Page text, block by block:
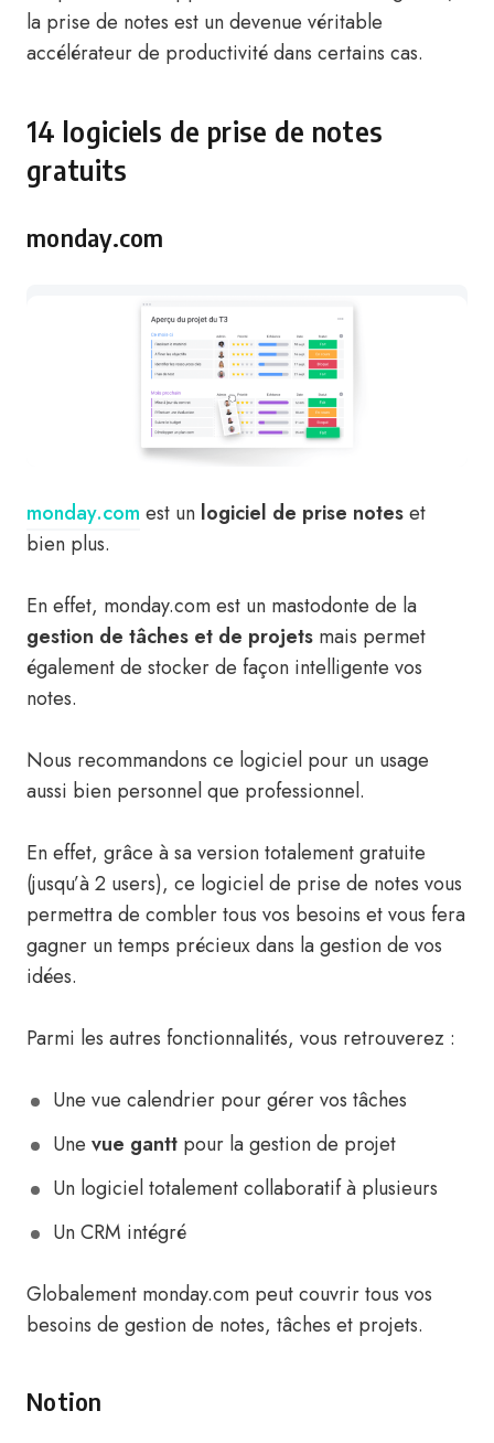
la prise de notes est un devenue véritable
accélérateur de productivité dans certains cas.
14 logiciels de prise de notes
gratuits
monday.com
monday.com est un logiciel de prise noteset
bien plus.
En effet, monday.com est un mastodonte de la
gestion de tâches et de projets mais permet
également de stocker de façon intelligente vos
notes.
Nous recommandons ce logiciel pour un usage
aussi bien personnel que professionnel.
En effet, grâce à sa version totalement gratuite
(jusqu’à 2 users), ce logiciel de prise de notes vous
permettra de combler tous vos besoins et vous fera
gagner un temps précieux dans la gestion de vos
idées.
Parmi les autres fonctionnalités, vous retrouverez :
Une vue calendrier pour gérer vos tâches
Une vue gantt pour la gestion de projet
Un logiciel totalement collaboratif à plusieurs
Un CRM intégré
Globalement monday.com peut couvrir tous vos
besoins de gestion de notes, tâches et projets.
Notion